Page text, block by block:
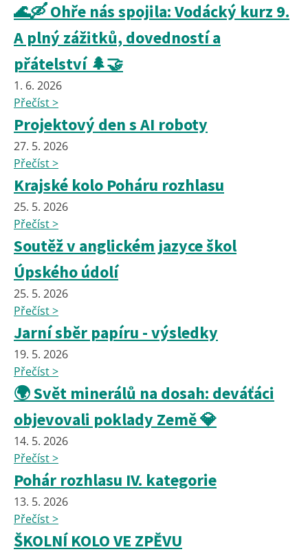
🌊🛶 Ohře nás spojila: Vodácký kurz 9.
A plný zážitků, dovedností a
přátelství 🌲🤝
1. 6. 2026
Přečíst >
Projektový den s AI roboty
27. 5. 2026
Přečíst >
Krajské kolo Poháru rozhlasu
25. 5. 2026
Přečíst >
Soutěž v anglickém jazyce škol
Úpského údolí
25. 5. 2026
Přečíst >
Jarní sběr papíru - výsledky
19. 5. 2026
Přečíst >
🌍 Svět minerálů na dosah: deváťáci
objevovali poklady Země 💎
14. 5. 2026
Přečíst >
Pohár rozhlasu IV. kategorie
13. 5. 2026
Přečíst >
ŠKOLNÍ KOLO VE ZPĚVU